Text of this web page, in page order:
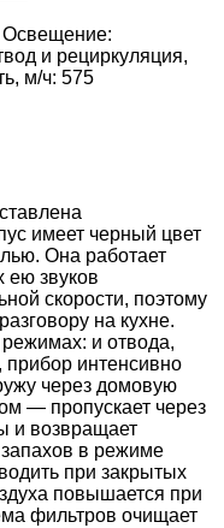
Освещение:
и рециркуляция,
м/ч: 575
имеет черный цвет
Она работает
ею звуков
скорости, поэтому
на кухне.
и отвода,
прибор интенсивно
через домовую
— пропускает через
и возвращает
в режиме
при закрытых
повышается при
фильтров очищает